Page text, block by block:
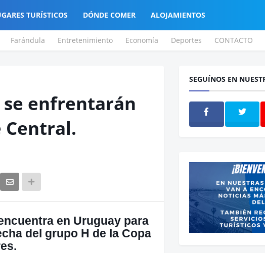
TURÍSTICOS DÓNDE COMER ALOJAMIENTOS
Farándula Entretenimiento Economía Deportes CONTACTO
se enfrentarán
Central.
en Uruguay para
del grupo H de la Copa
SEGUÍNOS EN